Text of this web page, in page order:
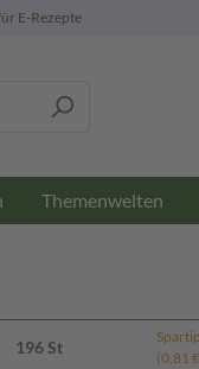
E-Rezepte
Themenwelten
196 St
(0,81